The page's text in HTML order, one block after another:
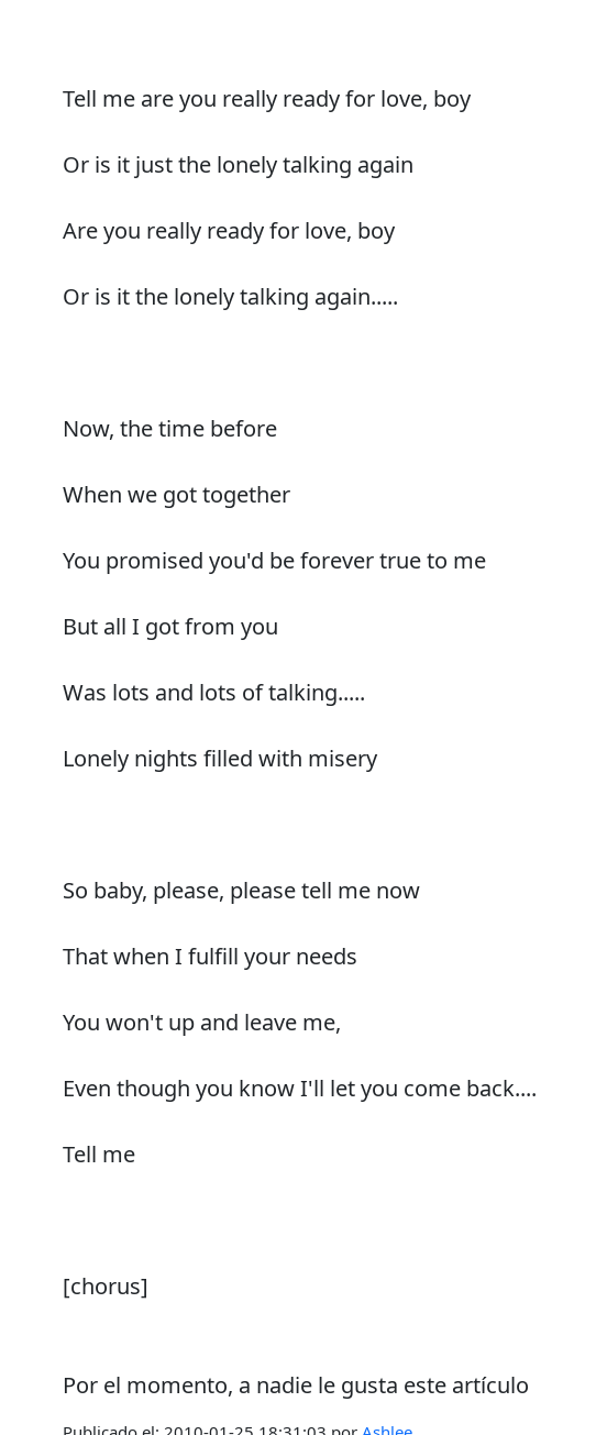
Tell me are you really ready for love, boy
Or is it just the lonely talking again
Are you really ready for love, boy
Or is it the lonely talking again.....
Now, the time before
When we got together
You promised you'd be forever true to me
But all I got from you
Was lots and lots of talking.....
Lonely nights filled with misery
So baby, please, please tell me now
That when I fulfill your needs
You won't up and leave me,
Even though you know I'll let you come back....
Tell me
[chorus]
Por el momento, a nadie le gusta este artículo